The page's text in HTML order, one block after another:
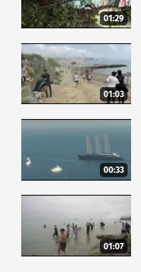
01:29
01:03
00:33
01:07